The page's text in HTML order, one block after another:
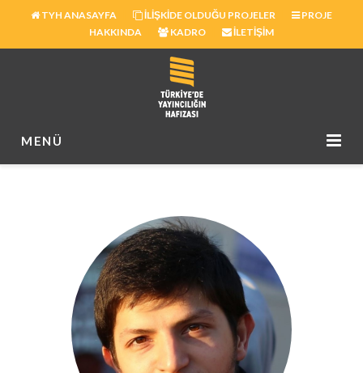
TYH ANASAYFA İLIŞKIDE OLDUĞU PROJELER
PROJE
HAKKINDA
KADRO İLETIŞIM
MENÜ